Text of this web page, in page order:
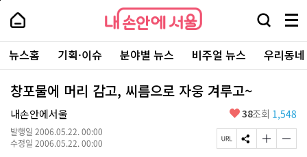
본
로
가
내
손
안
에
서
울
-
서
울
시
대
표
내
손
에
울
검
창
열
기
메
뉴
전
체
보
주
요
서
뉴스홈 기획·이슈 분야별 뉴스 비주얼 뉴스 우리동
창포물에 머리 감고, 씨름으로 자웅 겨루고~
내손안에서울
발행일 2006.05.22. 00:00
수정일 2006.05.22. 00:00
좋
요
38조회 1,548
페 S 글 글
페
상
단
로